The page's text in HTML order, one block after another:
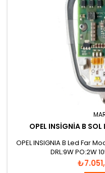
OPEL INSIGNIA B
OPEL INSIGNIA B Led Far
DRL:9W PO:2W
Fiyat